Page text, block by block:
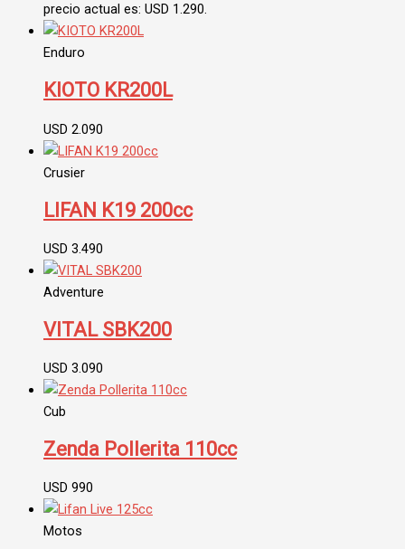
precio actual es: USD 1.290.
Enduro
KIOTO KR200L
USD 2.090
Crusier
LIFAN K19 200cc
USD 3.490
Adventure
VITAL SBK200
USD 3.090
Cub
Zenda Pollerita 110cc
USD 990
Motos